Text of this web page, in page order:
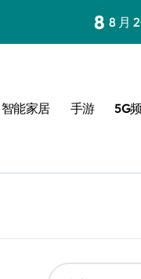
8 8 月
智能家居 手游 5G
搜